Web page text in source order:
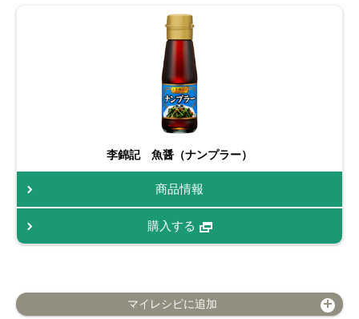
李錦記 魚醤（ナンプラー）
商品情報
購入する
マイレシピに追加